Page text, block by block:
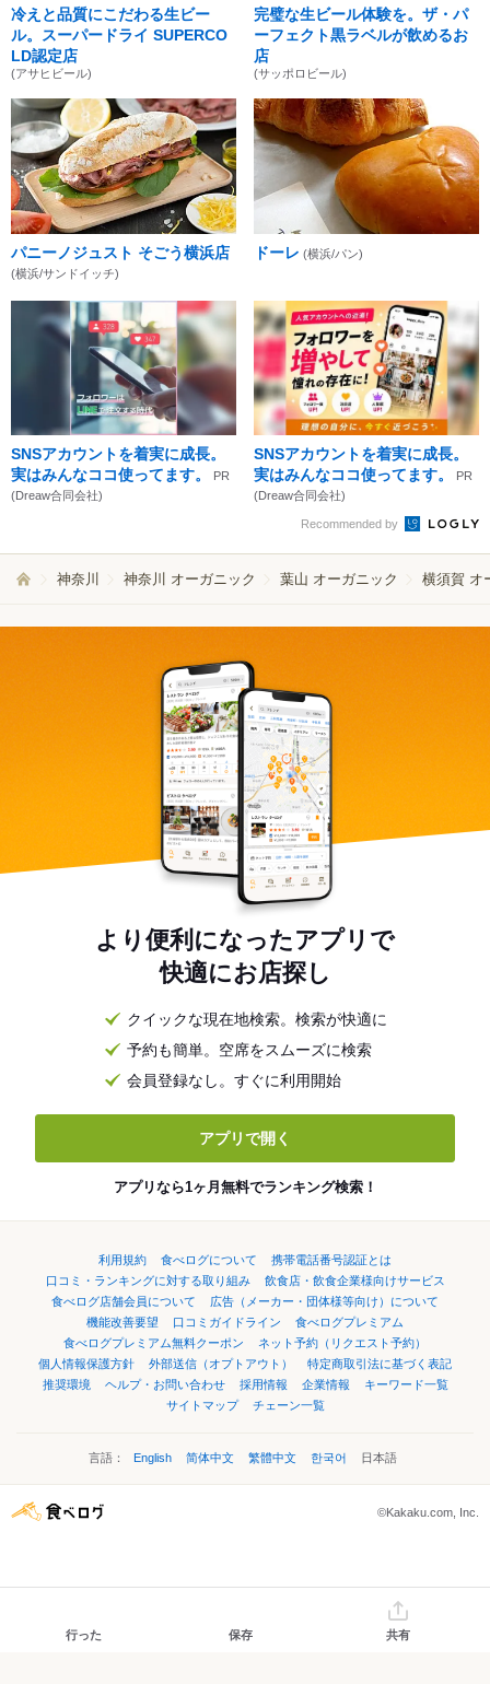
冷えと品質にこだわる生ビー
ル。スーパードライ SUPERCO
LD認定店
(アサヒビール)
完璧な生ビール体験を。ザ・パ
ーフェクト黒ラベルが飲めるお
店
(サッポロビール)
パニーノジュスト そごう横浜店
(横浜/サンドイッチ)
ドーレ (横浜/パン)
SNSアカウントを着実に成長。
実はみんなココ使ってます。
PR
(Dreaw合同会社)
SNSアカウントを着実に成長。
実はみんなココ使ってます。
PR
(Dreaw合同会社)
Recommended by
神奈川 神奈川 オーガニック 葉山 オーガニック 横須賀 オ
より便利になったアプリで
快適にお店探し
クイックな現在地検索。検索が快適に
予約も簡単。空席をスムーズに検索
会員登録なし。すぐに利用開始
アプリで開く
アプリなら1ヶ月無料でランキング検索！
利用規約 食べログについて
携帯電話番号認証とは
口コミ・ランキングに対する取り組み
飲食店・飲食企業様向けサービス
食べログ店舗会員について
広告（メーカー・団体様等向け）について
機能改善要望
口コミガイドライン
食べログプレミアム
食べログプレミアム無料クーポン
ネット予約（リクエスト予約）
個人情報保護方針
外部送信（オプトアウト）
特定商取引法に基づく表記
推奨環境
ヘルプ・お問い合わせ 採用情報 企業情報
キーワード一覧
サイトマップ
チェーン一覧
言語： English 简体中文 繁體中文 한국어 日本語
©Kakaku.com, Inc.
行った 保存 共有